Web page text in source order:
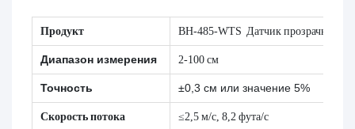
Продукт BH-485-WTS Датчик прозрачности
Диапазон измерения 2-100 см
Точность ±0,3 см или значение 5%
Скорость потока ≤2,5 м/с, 8,2 фута/с